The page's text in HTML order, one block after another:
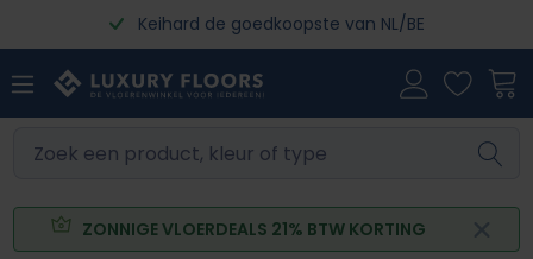
Ga naar de hoofdinhoudKeihard de goedkoopste van NL/BE
ZONNIGE VLOERDEALS 21% BTW KORTING